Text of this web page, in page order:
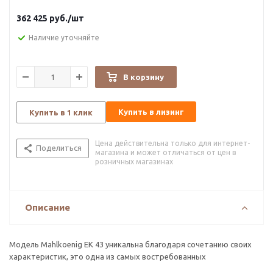
362 425 руб./шт
Наличие уточняйте
В корзину
Купить в 1 клик Купить в лизинг
Поделиться
Цена действительна только для интернет-
магазина и может отличаться от цен в
розничных магазинах
Описание
Модель Mahlkoenig EK 43 уникальна благодаря сочетанию своих
характеристик, это одна из самых востребованных